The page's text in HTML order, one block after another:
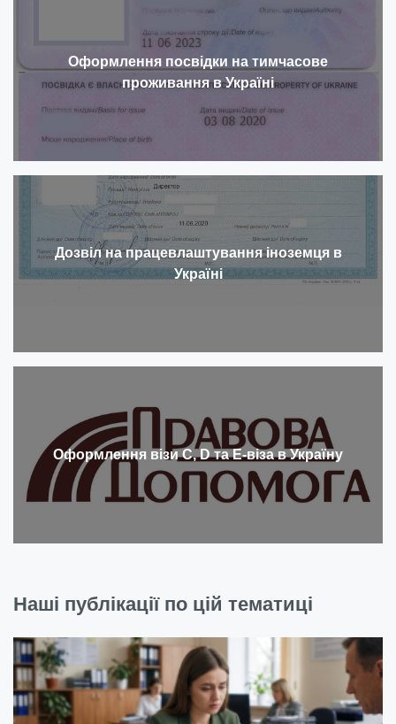
Оформлення посвідки на тимчасове
проживання в Україні
Дозвіл на працевлаштування іноземця в
Україні
Оформлення візи С, D та Е-віза в Україну
Наші публікації по цій тематиці